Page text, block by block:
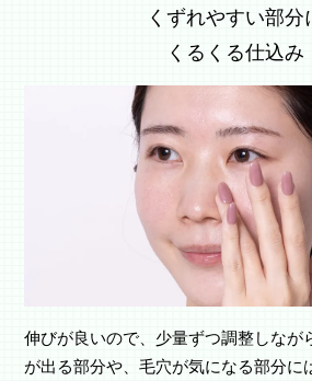
くずれやすい部分
くるくる仕込み
伸びが良いので、少量ずつ調整しな
が出る部分や、毛穴が気になる部分に